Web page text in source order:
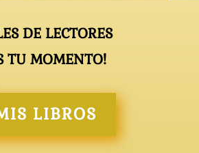
DE LECTORES
TU MOMENTO!
LIBROS